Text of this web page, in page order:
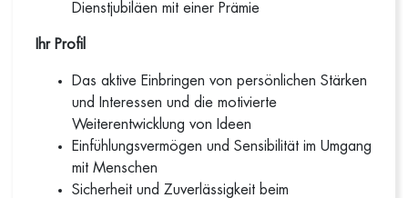
Dienstjubiläen mit einer Prämie
Ihr Profil
Das aktive Einbringen von persönlichen Stärken
und Interessen und die motivierte
Weiterentwicklung von Ideen
Einfühlungsvermögen und Sensibilität im Umgang
mit Menschen
Sicherheit und Zuverlässigkeit beim